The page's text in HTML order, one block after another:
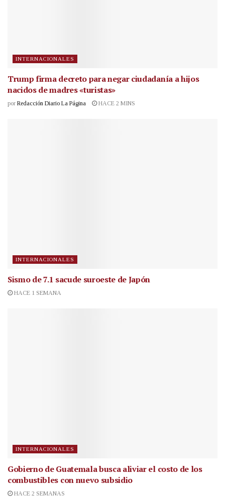
INTERNACIONALES
Trump firma decreto para negar ciudadanía a hijos
nacidos de madres «turistas»
por Redacción Diario La Página HACE 2 MINS
INTERNACIONALES
Sismo de 7.1 sacude suroeste de Japón
HACE 1 SEMANA
INTERNACIONALES
Gobierno de Guatemala busca aliviar el costo de los
combustibles con nuevo subsidio
HACE 2 SEMANAS